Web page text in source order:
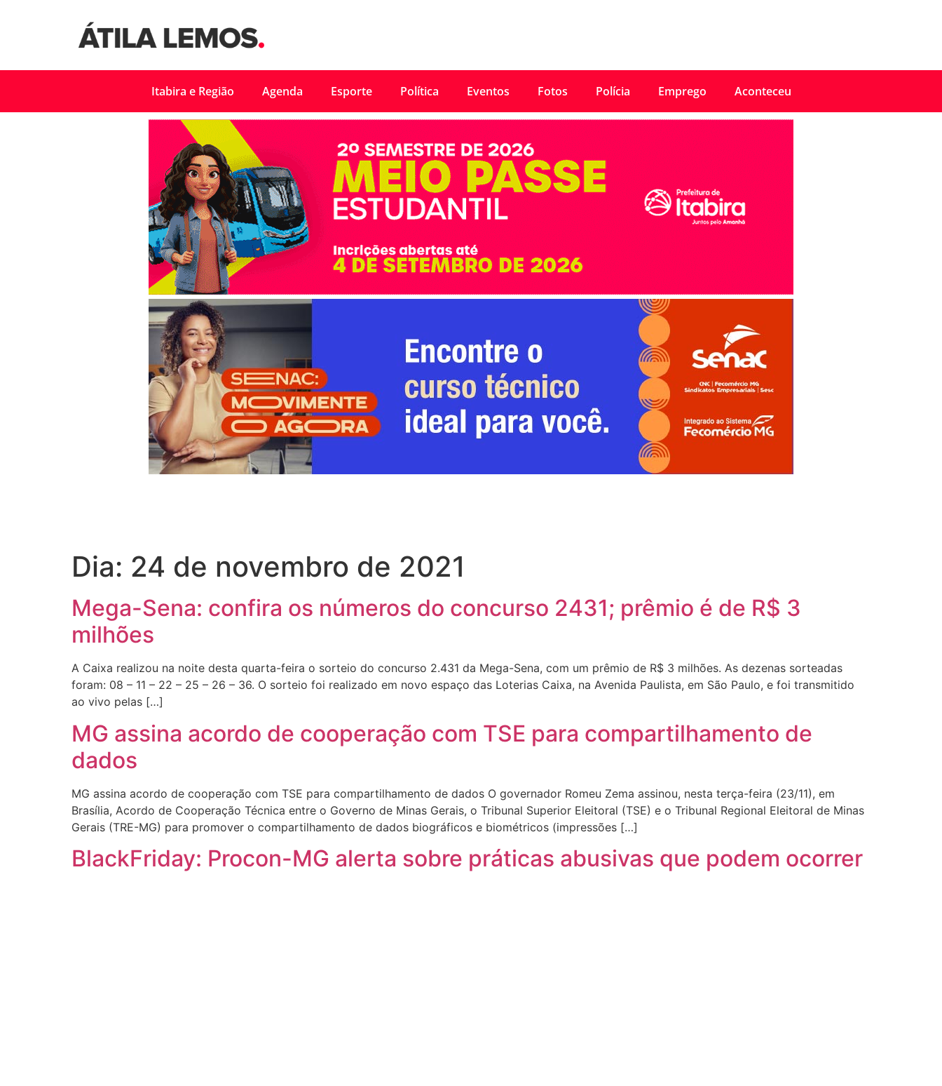
Itabira e Região Agenda Esporte Política Eventos Fotos Polícia Emprego Aconteceu
Dia: 24 de novembro de 2021
Mega-Sena: confira os números do concurso 2431; prêmio é de R$ 3
milhões
A Caixa realizou na noite desta quarta-feira o sorteio do concurso 2.431 da Mega-Sena, com um prêmio de R$ 3 milhões. As dezenas sorteadas
foram: 08 – 11 – 22 – 25 – 26 – 36. O sorteio foi realizado em novo espaço das Loterias Caixa, na Avenida Paulista, em São Paulo, e foi transmitido
ao vivo pelas […]
MG assina acordo de cooperação com TSE para compartilhamento de
dados
MG assina acordo de cooperação com TSE para compartilhamento de dados O governador Romeu Zema assinou, nesta terça-feira (23/11), em
Brasília, Acordo de Cooperação Técnica entre o Governo de Minas Gerais, o Tribunal Superior Eleitoral (TSE) e o Tribunal Regional Eleitoral de Minas
Gerais (TRE-MG) para promover o compartilhamento de dados biográficos e biométricos (impressões […]
BlackFriday: Procon-MG alerta sobre práticas abusivas que podem ocorrer